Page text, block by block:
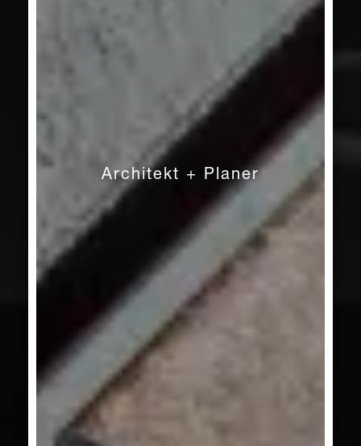
Architekt + Planer